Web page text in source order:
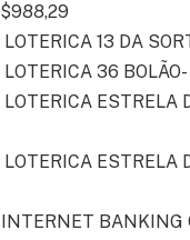
13 DA
36
ESTRELA
ESTRELA
BANKING